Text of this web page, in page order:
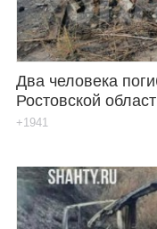
Два человека
Ростовской
+1941